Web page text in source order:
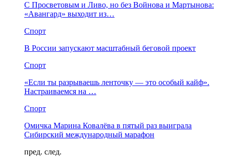
С Просветовым и Ливо, но без Войнова и Мартынова:
«Авангард» выходит из…
Спорт
В России запускают масштабный беговой проект
Спорт
«Если ты разрываешь ленточку — это особый кайф».
Настраиваемся на …
Спорт
Омичка Марина Ковалёва в пятый раз выиграла
Сибирский международный марафон
пред. след.